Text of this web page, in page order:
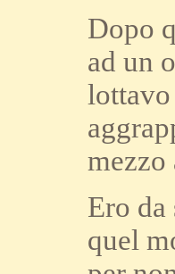
Dopo
ad un
lottavo
mezzo
Ero da
quel